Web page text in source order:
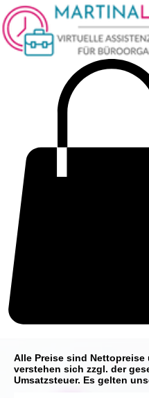
Alle Preise sind Nettopreise
verstehen sich zzgl. der
Umsatzsteuer. Es gelten